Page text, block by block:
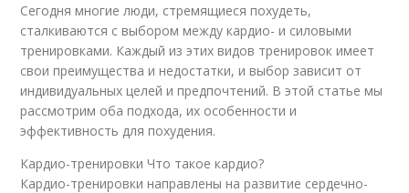
Сегодня многие люди, стремящиеся похудеть,
сталкиваются с выбором между кардио- и силовыми
тренировками. Каждый из этих видов тренировок имеет
свои преимущества и недостатки, и выбор зависит от
индивидуальных целей и предпочтений. В этой статье мы
рассмотрим оба подхода, их особенности и
эффективность для похудения.
Кардио-тренировки Что такое кардио?
Кардио-тренировки направлены на развитие сердечно-